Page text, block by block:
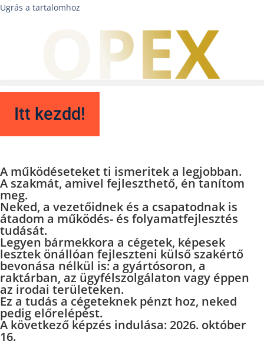
Ugrás a tartalomhoz
Itt kezdd!
A működéseteketti ismeritek a legjobban.
A szakmát, amivel fejleszthető, én tanítom
meg.
Neked, a vezetőidnek és a csapatodnak is
átadom a működés- és folyamatfejlesztés
tudását.
Legyen bármekkora a cégetek, képesek
lesztek önállóan fejleszteni külső szakértő
bevonása nélkül is: a gyártósoron, a
raktárban, az ügyfélszolgálaton vagy éppen
az irodai területeken.
Ez a tudás a cégeteknek pénzt hoz, neked
pedig előrelépést.
A következő képzés indulása: 2026. október
16.